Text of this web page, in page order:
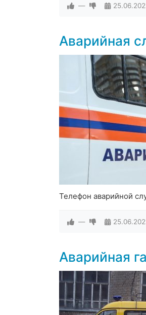
—
Аварийная
Телефон аварийной
—
Аварийная